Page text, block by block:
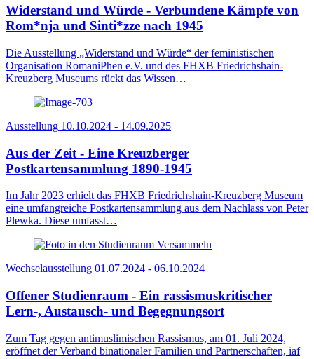
Widerstand und Würde - Verbundene Kämpfe von
Rom*nja und Sinti*zze nach 1945
Die Ausstellung „Widerstand und Würde“ der feministischen
Organisation RomaniPhen e.V. und des FHXB Friedrichshain-
Kreuzberg Museums rückt das Wissen…
Ausstellung 10.10.2024 - 14.09.2025
Aus der Zeit - Eine Kreuzberger
Postkartensammlung 1890-1945
Im Jahr 2023 erhielt das FHXB Friedrichshain-Kreuzberg Museum
eine umfangreiche Postkartensammlung aus dem Nachlass von Peter
Plewka. Diese umfasst…
Wechselausstellung 01.07.2024 - 06.10.2024
Offener Studienraum - Ein rassismuskritischer
Lern-, Austausch- und Begegnungsort
Zum Tag gegen antimuslimischen Rassismus, am 01. Juli 2024,
eröffnet der Verband binationaler Familien und Partnerschaften, iaf